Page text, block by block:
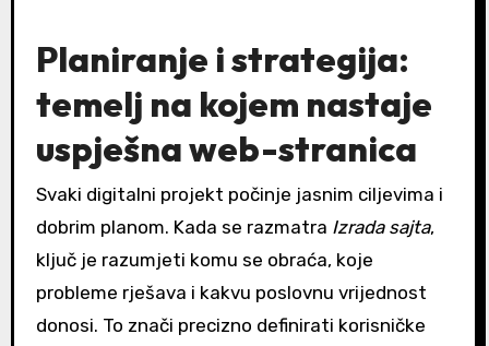
Planiranje i strategija:
temelj na kojem nastaje
uspješna web-stranica
Svaki digitalni projekt počinje jasnim ciljevima i
dobrim planom. Kada se razmatra Izrada sajta,
ključ je razumjeti komu se obraća, koje
probleme rješava i kakvu poslovnu vrijednost
donosi. To znači precizno definirati korisničke